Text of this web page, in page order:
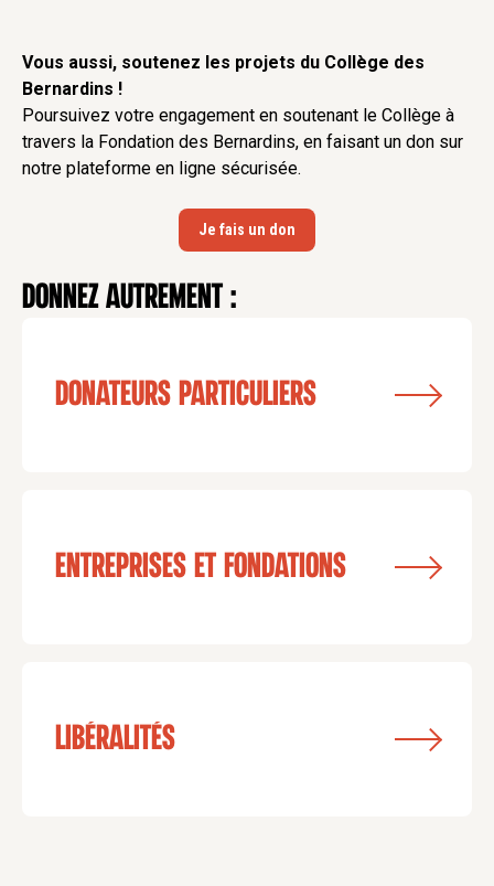
Vous aussi, soutenez les projets du Collège des
Bernardins !
Poursuivez votre engagement en soutenant le Collège à
travers la Fondation des Bernardins, en faisant un don sur
notre plateforme en ligne sécurisée.
Je fais un don
Donnez autrement :
Donateurs particuliers
Entreprises et fondations
libéralités